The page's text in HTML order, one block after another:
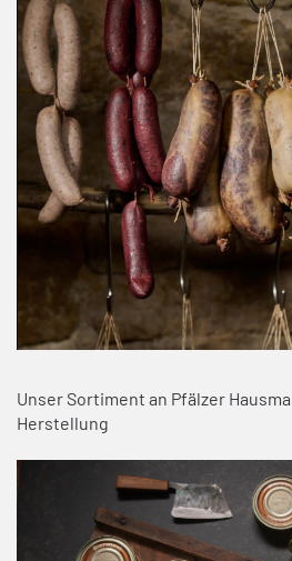
Unser Sortiment an Pfälzer
Herstellung